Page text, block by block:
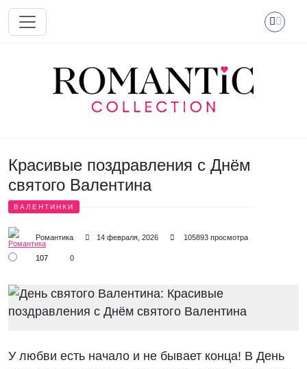
Перейти к основному содержанию
Красивые поздравления с Днём
святого Валентина
ВАЛЕНТИНКИ
Романтика 14 февраля, 2026 105893 просмотра
107 0
У любви есть начало и не бывает конца! В День